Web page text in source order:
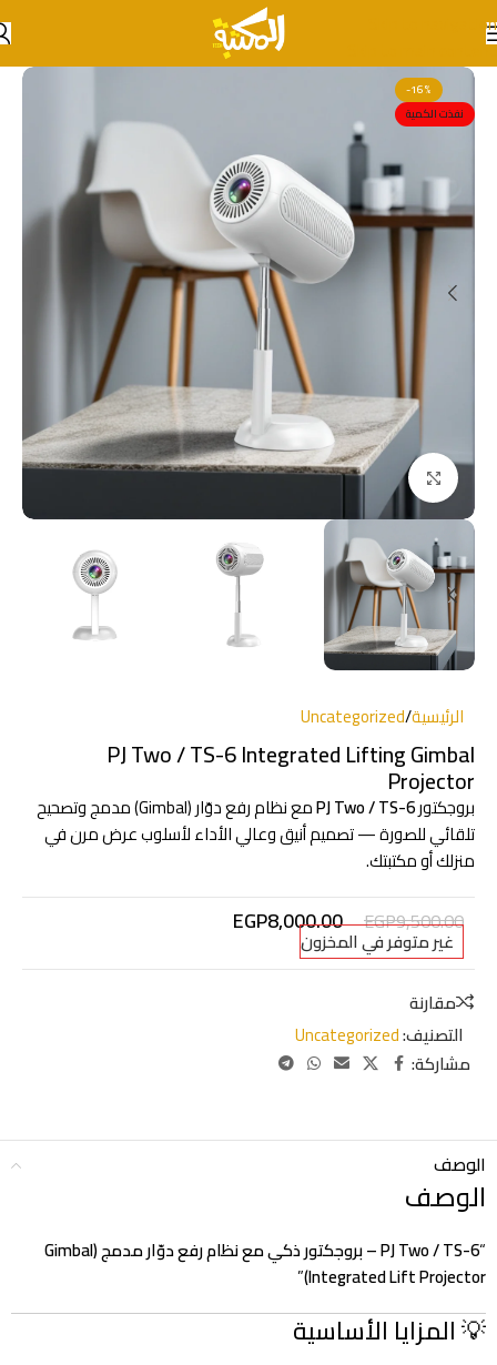
Skip to navigation
Skip to main content
-16%
نفذت الكمية
انقر للتكبير
الرئيسية/
Uncategorized
PJ Two / TS-6 Integrated Lifting Gimbal
Projector
بروجكتورPJ Two / TS-6
مع نظام رفع دوّار (Gimbal) مدمج وتصحيح
تلقائي للصورة — تصميم أنيق وعالي الأداء لأسلوب عرض مرن في
منزلك أو مكتبتك.
EGP9,500.00
EGP8,000.00
غير متوفر في المخزون
مقارنة
التصنيف:Uncategorized
مشاركة:
الوصف
الوصف
“
PJ Two / TS-6 – بروجكتور ذكي مع نظام رفع دوّار مدمج (Gimbal
Integrated Lift Projector)
”
💡 المزايا الأساسية